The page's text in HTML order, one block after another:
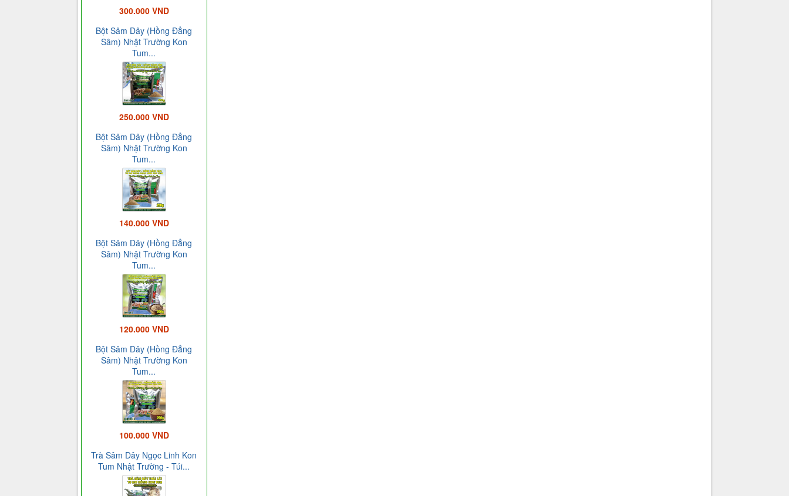
300.000 VND
Bột Sâm Dây (Hồng Đẳng
Sâm) Nhật Trường Kon
Tum...
250.000 VND
Bột Sâm Dây (Hồng Đẳng
Sâm) Nhật Trường Kon
Tum...
140.000 VND
Bột Sâm Dây (Hồng Đẳng
Sâm) Nhật Trường Kon
Tum...
120.000 VND
Bột Sâm Dây (Hồng Đẳng
Sâm) Nhật Trường Kon
Tum...
100.000 VND
Trà Sâm Dây Ngọc Linh Kon
Tum Nhật Trường - Túi...